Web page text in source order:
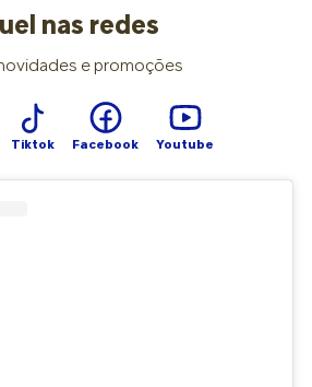
nas redes
e promoções
Tiktok Facebook Youtube